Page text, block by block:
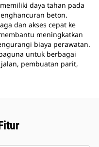
daya tahan pada
beton.
dan akses cepat ke
meningkatkan
biaya perawatan.
untuk berbagai
pembuatan parit,